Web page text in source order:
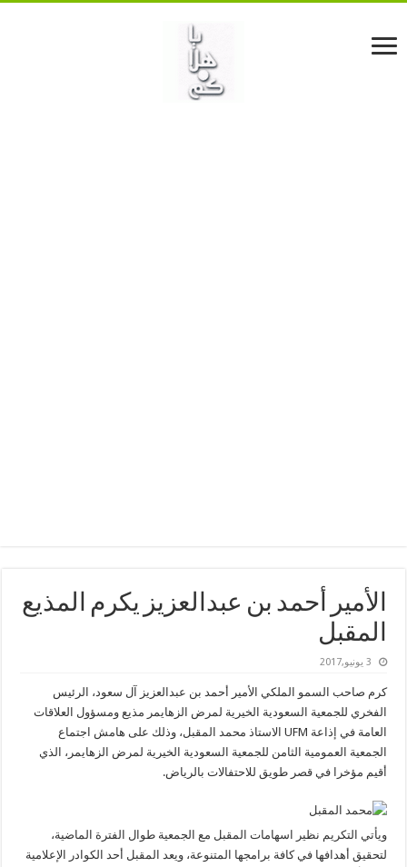
الأمير أحمد بن عبدالعزيز يكرم المذيع
المقبل
3 يونيو,2017
كرم صاحب السمو الملكي الأمير أحمد بن عبدالعزيز آل سعود، الرئيس
الفخري للجمعية السعودية الخيرية لمرض الزهايمر مذيع ومسؤول العلاقات
العامة في إذاعة UFM الاستاذ محمد المقبل، وذلك على هامش اجتماع
الجمعية العمومية الثامن للجمعية السعودية الخيرية لمرض الزهايمر، الذي
أقيم مؤخرا في قصر طويق للاحتفالات بالرياض.
ويأتي التكريم نظير اسهامات المقبل مع الجمعية طوال الفترة الماضية،
لتحقيق أهدافها في كافة برامجها المتنوعة، ويعد المقبل أحد الكوادر الإعلامية